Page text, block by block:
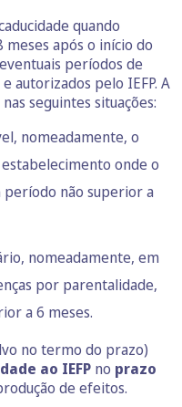
quando
após o início do
períodos de
autorizados pelo IEFP. A
seguintes situações:
nomeadamente, o
onde o
não superior a
nomeadamente, em
por parentalidade,
a 6 meses.
no termo do prazo)
ao IEFP no prazo
de efeitos.